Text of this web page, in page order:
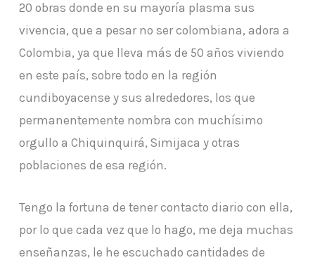
20 obras donde en su mayoría plasma sus
vivencia, que a pesar no ser colombiana, adora a
Colombia, ya que lleva más de 50 años viviendo
en este país, sobre todo en la región
cundiboyacense y sus alrededores, los que
permanentemente nombra con muchísimo
orgullo a Chiquinquirá, Simijaca y otras
poblaciones de esa región.
Tengo la fortuna de tener contacto diario con ella,
por lo que cada vez que lo hago, me deja muchas
enseñanzas, le he escuchado cantidades de